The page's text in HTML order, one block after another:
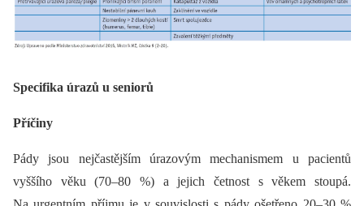
Specifika úrazů u seniorů
Příčiny
Pády jsou nejčastějším úrazovým mechanismem u pacientů
vyššího věku (70–80 %) a jejich četnost s věkem stoupá.